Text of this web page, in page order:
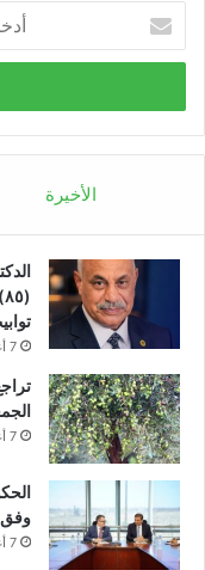
بريدك
الإلكتروني
الأخيرة
7 أغسطس، 2026
الجمعة 7
7 أغسطس، 2026
وفق
7 أغسطس، 2026